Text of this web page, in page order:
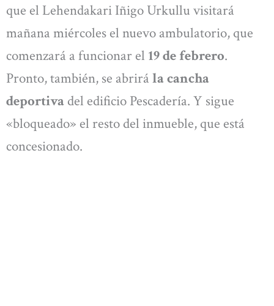
que el Lehendakari Iñigo Urkullu visitará
mañana miércoles el nuevo ambulatorio, que
comenzará a funcionar el 19 de febrero.
Pronto, también, se abrirá la cancha
deportiva del edificio Pescadería. Y sigue
«bloqueado» el resto del inmueble, que está
concesionado.